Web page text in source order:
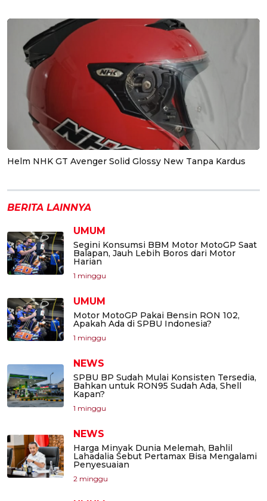
Helm NHK GT Avenger Solid Glossy New Tanpa Kardus
BERITA LAINNYA
UMUM
Segini Konsumsi BBM Motor MotoGP Saat
Balapan, Jauh Lebih Boros dari Motor
Harian
1 minggu
UMUM
Motor MotoGP Pakai Bensin RON 102,
Apakah Ada di SPBU Indonesia?
1 minggu
NEWS
SPBU BP Sudah Mulai Konsisten Tersedia,
Bahkan untuk RON95 Sudah Ada, Shell
Kapan?
1 minggu
NEWS
Harga Minyak Dunia Melemah, Bahlil
Lahadalia Sebut Pertamax Bisa Mengalami
Penyesuaian
2 minggu